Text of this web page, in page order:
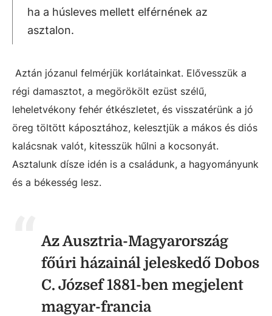
ha a húsleves mellett elférnének az
asztalon.
Aztán józanul felmérjük korlátainkat. Elővesszük a
régi damasztot, a megörökölt ezüst szélű,
leheletvékony fehér étkészletet, és visszatérünk a jó
öreg töltött káposztához, kelesztjük a mákos és diós
kalácsnak valót, kitesszük hűlni a kocsonyát.
Asztalunk dísze idén is a családunk, a hagyományunk
és a békesség lesz.
Az Ausztria-Magyarország
főúri házainál jeleskedő Dobos
C. József 1881-ben megjelent
magyar-francia